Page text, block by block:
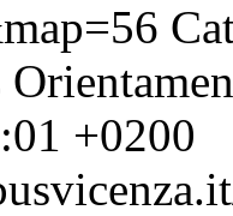
+0200